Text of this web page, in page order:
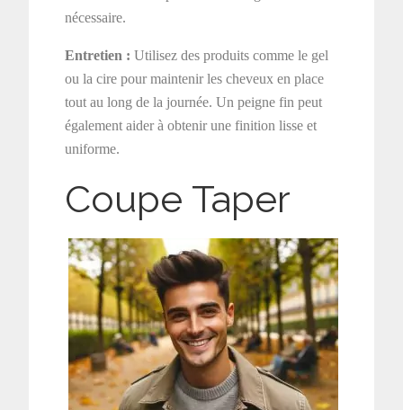
nécessaire.
Entretien : Utilisez des produits comme le gel
ou la cire pour maintenir les cheveux en place
tout au long de la journée. Un peigne fin peut
également aider à obtenir une finition lisse et
uniforme.
Coupe Taper